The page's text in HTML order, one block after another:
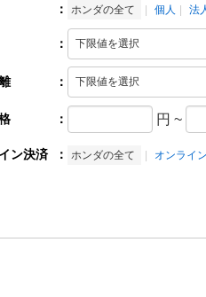
： ホンダの全て 個人 法
：
：
： 円 ~
ン決済 ： ホンダの全て オンライ